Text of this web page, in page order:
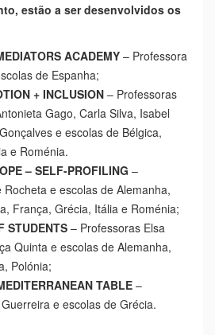
estão a ser desenvolvidos os
ACADEMY – Professora
de Espanha;
+ INCLUSION – Professoras
Gago, Carla Silva, Isabel
e escolas de Bélgica,
e Roménia.
– SELF-PROFILING –
Rocheta e escolas de Alemanha,
França, Grécia, Itália e Roménia;
STUDENTS – Professoras Elsa
Quinta e escolas de Alemanha,
Polónia;
TABLE–
e escolas de Grécia.